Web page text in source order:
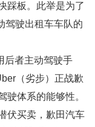
踩板。此举是为了
驾驶出租车车队的
后者主动驾驶手
（劣步）正战歉
驶体系的能够性。
伏买卖，歉田汽车